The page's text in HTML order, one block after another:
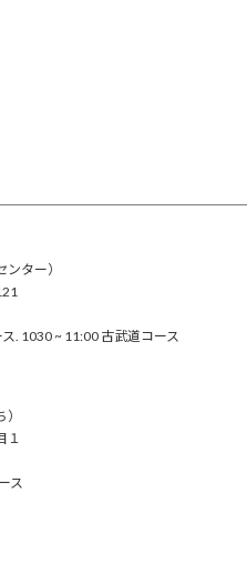
ター）
. 1030 ~ 11:00 古武道コース
１
ス